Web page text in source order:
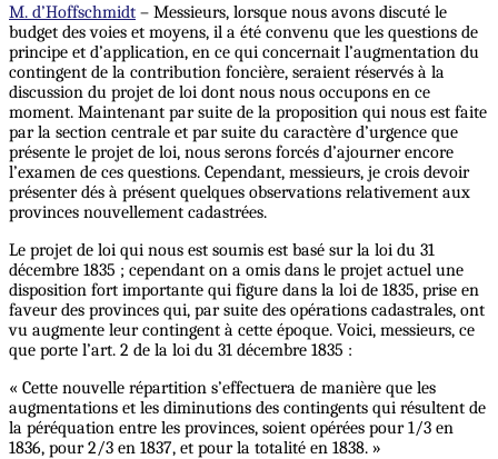
M. d’Hoffschmidt – Messieurs, lorsque nous avons discuté le
budget des voies et moyens, il a été convenu que les questions de
principe et d’application, en ce qui concernait l’augmentation du
contingent de la contribution foncière, seraient réservés à la
discussion du projet de loi dont nous nous occupons en ce
moment. Maintenant par suite de la proposition qui nous est faite
par la section centrale et par suite du caractère d’urgence que
présente le projet de loi, nous serons forcés d’ajourner encore
l’examen de ces questions. Cependant, messieurs, je crois devoir
présenter dés à présent quelques observations relativement aux
provinces nouvellement cadastrées.
Le projet de loi qui nous est soumis est basé sur la loi du 31
décembre 1835 ; cependant on a omis dans le projet actuel une
disposition fort importante qui figure dans la loi de 1835, prise en
faveur des provinces qui, par suite des opérations cadastrales, ont
vu augmente leur contingent à cette époque. Voici, messieurs, ce
que porte l’art. 2 de la loi du 31 décembre 1835 :
« Cette nouvelle répartition s’effectuera de manière que les
augmentations et les diminutions des contingents qui résultent de
la péréquation entre les provinces, soient opérées pour 1/3 en
1836, pour 2/3 en 1837, et pour la totalité en 1838. »